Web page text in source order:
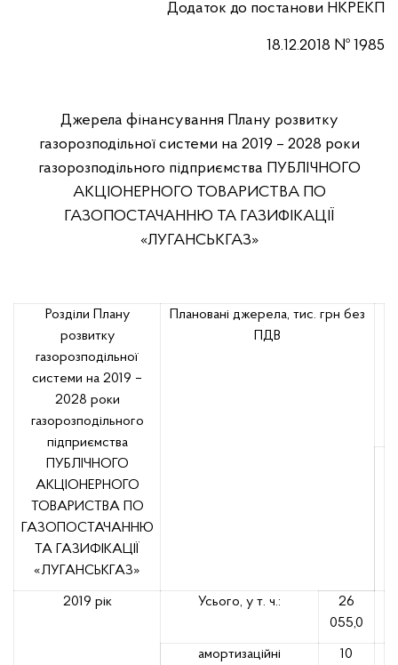
Додаток до постанови НКРЕКП
18.12.2018 № 1985
Джерела фінансування Плану розвитку
газорозподільної системи на 2019 – 2028 роки
газорозподільного підприємства ПУБЛІЧНОГО
АКЦІОНЕРНОГО ТОВАРИСТВА ПО
ГАЗОПОСТАЧАННЮ ТА ГАЗИФІКАЦІЇ
«ЛУГАНСЬКГАЗ»
Розділи Плану
розвитку
газорозподільної
системи на 2019 –
2028 роки
газорозподільного
підприємства
ПУБЛІЧНОГО
АКЦІОНЕРНОГО
ТОВАРИСТВА ПО
ГАЗОПОСТАЧАННЮ
ТА ГАЗИФІКАЦІЇ
«ЛУГАНСЬКГАЗ»
Плановані джерела, тис. грн без
ПДВ
2019 рік Усього, у т. ч.:
26
055,0
амортизаційні
10